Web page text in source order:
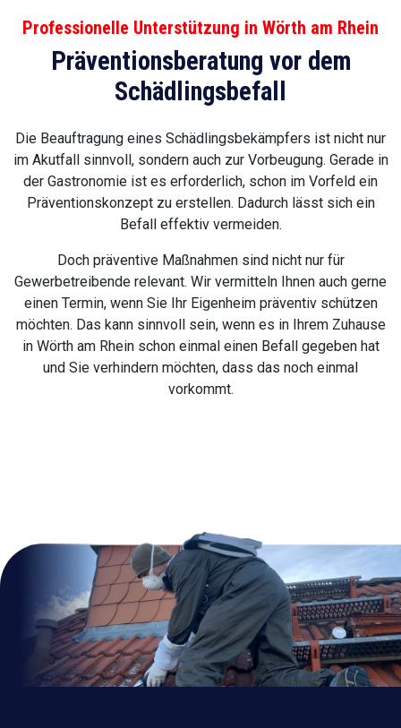
Professionelle Unterstützung in Wörth am Rhein
Präventionsberatung vor dem
Schädlingsbefall
Die Beauftragung eines Schädlingsbekämpfers ist nicht nur
im Akutfall sinnvoll, sondern auch zur Vorbeugung. Gerade in
der Gastronomie ist es erforderlich, schon im Vorfeld ein
Präventionskonzept zu erstellen. Dadurch lässt sich ein
Befall effektiv vermeiden.
Doch präventive Maßnahmen sind nicht nur für
Gewerbetreibende relevant. Wir vermitteln Ihnen auch gerne
einen Termin, wenn Sie Ihr Eigenheim präventiv schützen
möchten. Das kann sinnvoll sein, wenn es in Ihrem Zuhause
in Wörth am Rhein schon einmal einen Befall gegeben hat
und Sie verhindern möchten, dass das noch einmal
vorkommt.